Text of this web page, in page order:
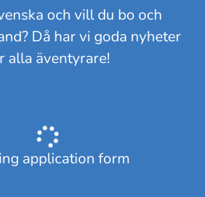
och vill du bo och
Då har vi goda nyheter
alla äventyrare!
application form